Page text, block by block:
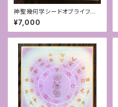
神聖幾何学シードオブライフパ
ステルアート＋あわうた「ハート
を開く」
¥7,000